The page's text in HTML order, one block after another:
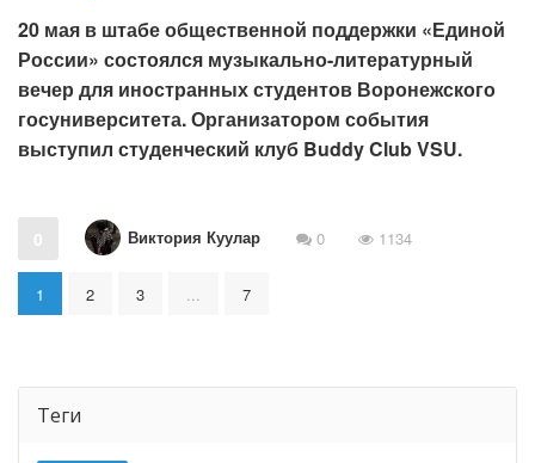
20 мая в штабе общественной поддержки «Единой
России» состоялся музыкально-литературный
вечер для иностранных студентов Воронежского
госуниверситета. Организатором события
выступил студенческий клуб Buddy Club VSU.
0 Виктория Куулар 0 1134
1 2 3 7
Теги